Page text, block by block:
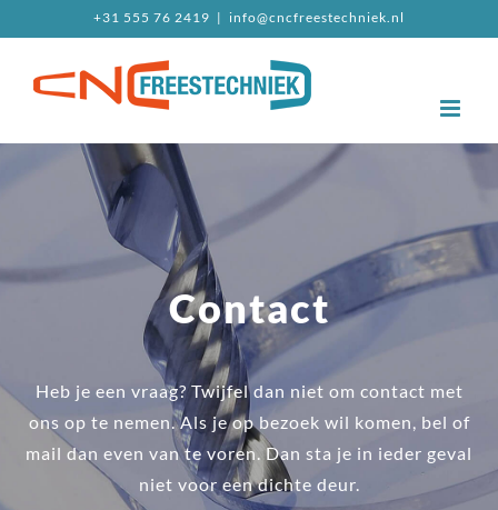
naar
inhoud
+31 555 76 2419 | info@cncfreestechniek.nl
Contact
Heb je een vraag? Twijfel dan niet om contact met
ons op te nemen. Als je op bezoek wil komen, bel of
mail dan even van te voren. Dan sta je in ieder geval
niet voor een dichte deur.